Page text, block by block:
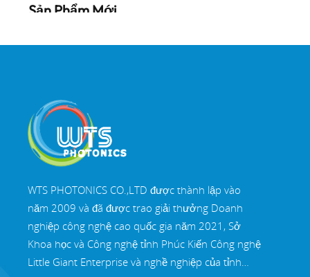
Sản Phẩm Mới
Lăng kính nêm Silica
nóng chảy và cửa sổ
Lăng kính Rhomboid
quang học có độ
chính xác cao
WTS PHOTONICS CO.,LTD được thành lập vào
năm 2009 và đã được trao giải thưởng Doanh
nghiệp công nghệ cao quốc gia năm 2021, Sở
Khoa học và Công nghệ tỉnh Phúc Kiến Công nghệ
Little Giant Enterprise và nghề nghiệp của tỉnh